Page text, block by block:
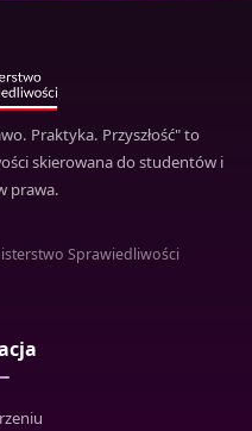
Praktyka. Przyszłość" to
skierowana do studentów i
prawa.
Sprawiedliwości